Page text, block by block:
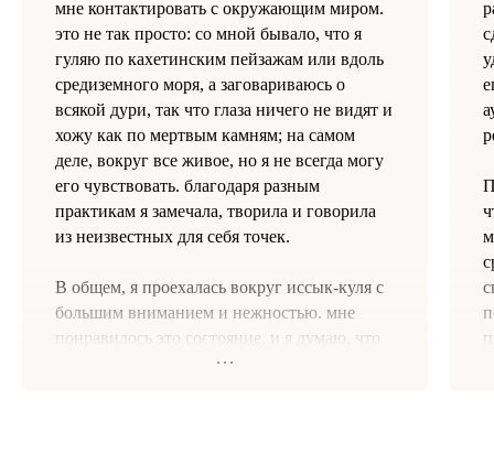
мне контактировать с окружающим миром.
это не так просто: со мной бывало, что я
гуляю по кахетинским пейзажам или вдоль
средиземного моря, а заговариваюсь о
всякой дури, так что глаза ничего не видят и
хожу как по мертвым камням; на самом
деле, вокруг все живое, но я не всегда могу
его чувствовать. благодаря разным
практикам я замечала, творила и говорила
из неизвестных для себя точек.
В общем, я проехалась вокруг иссык-куля с
большим вниманием и нежностью. мне
понравилось это состояние, и я думаю, что
смогу к нему возвращаться. спасибо! вы